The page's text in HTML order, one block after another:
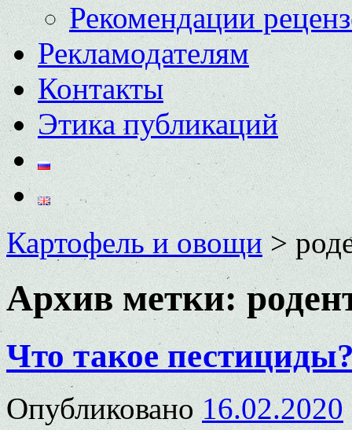
Рекомендации
Рекламодателям
Контакты
Этика публикаций
Картофель и овощи>
Архив метки:
Что такое
Опубликовано 16.02.2020